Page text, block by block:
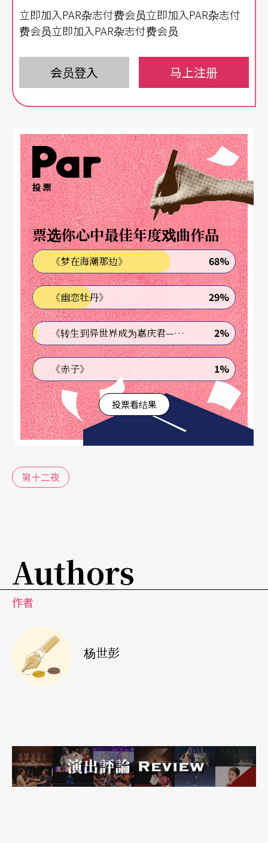
謦，上座率高达103%，那多出来的3%乃是站票。
每晚看到千余座的户外剧场坐得密密麻麻，后面还
站著数十位站票观众，我这莎剧新手的暗喜，也就
不用提了。莎剧节结束后，丹佛市的公共电视台还
请此剧演员多留一星期，在摄影棚里将全剧拍成两
这出戏的成功，使我这个在海外打拼的华裔导演逐
步进入莎剧演出及制作的领域，三年之后因缘际
会，我接掌了这个已有二十几年历史并已演完全部
卅八出莎剧的剧团，成为它的艺术及行政总监，前
后一共做了十整年。
我那《第十二夜》的演员团中，后来居然出了一位
明星。十年前好莱坞卖座名片《终极警探第三集》
ie Hard 3中饰演坏蛋头子的Bill Sayer，就是那个占
领机场坠毁客机的家伙，在我戏里扮演一个次要角
色Fabian，也同时主演那年的《哈姆雷特》。
词藻华美具音乐性，女扮男装趣味洋溢
我说《第十二夜》是莎翁最好的喜剧，专家内行恐
性，因为剧中有几首十分可爱的插曲。它的角色精
a）的女扮男装。
剧情主线之一就是一对孪生兄妹因暴风雨翻船而落
a）。妹妹改扮成男士，做了当地奥西诺（Orsino）
爵士的跟班。奥西诺爱慕美女奥莉维亚（Olivia），
追求不遂之下，让薇奥拉代他前往小姐处朗诵诗词
貌跟薇奥拉完全一样的哥哥也到了伊利里亚，也遇
见了奥莉维亚，当然也一见倾心，与奥莉维亚立即
成婚。剧终时，薇奥拉告诉大家她是女孩，向奥西
立即加入PAR杂志付费会员立即加入PAR杂志付
费会员立即加入PAR杂志付费会员
会员登入 马上注册
投票
票选你心中最佳年度戏曲作品
《梦在海潮那边》 68%
《幽恋牡丹》 29%
《转生到异世界成为嘉庆君—发现我的祖先是诈骗集团!?》 2%
《赤子》 1%
投票看结果
第十二夜
Authors
作者
杨世彭